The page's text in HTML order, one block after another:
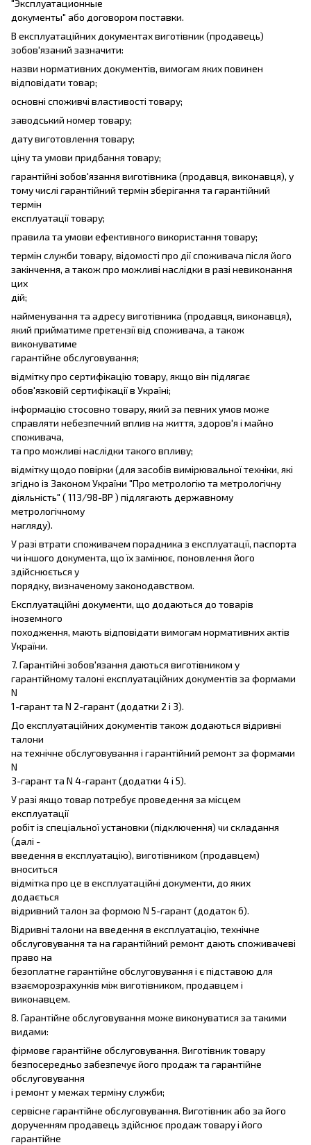
"Эксплуатационные
документы" або договором поставки.
В експлуатаційних документах виготівник (продавець)
зобов'язаний зазначити:
назви нормативних документів, вимогам яких повинен
відповідати товар;
основні споживчі властивості товару;
заводський номер товару;
дату виготовлення товару;
ціну та умови придбання товару;
гарантійні зобов'язання виготівника (продавця, виконавця), у
тому числі гарантійний термін зберігання та гарантійний
термін
експлуатації товару;
правила та умови ефективного використання товару;
термін служби товару, відомості про дії споживача після його
закінчення, а також про можливі наслідки в разі невиконання
цих
дій;
найменування та адресу виготівника (продавця, виконавця),
який прийматиме претензії від споживача, а також
виконуватиме
гарантійне обслуговування;
відмітку про сертифікацію товару, якщо він підлягає
обов'язковій сертифікації в Україні;
інформацію стосовно товару, який за певних умов може
справляти небезпечний вплив на життя, здоров'я і майно
споживача,
та про можливі наслідки такого впливу;
відмітку щодо повірки (для засобів вимірювальної техніки, які
згідно із Законом України "Про метрологію та метрологічну
діяльність" ( 113/98-ВР ) підлягають державному
метрологічному
нагляду).
У разі втрати споживачем порадника з експлуатації, паспорта
чи іншого документа, що їх замінює, поновлення його
здійснюється у
порядку, визначеному законодавством.
Експлуатаційні документи, що додаються до товарів
іноземного
походження, мають відповідати вимогам нормативних актів
України.
7. Гарантійні зобов'язання даються виготівником у
гарантійному талоні експлуатаційних документів за формами
N
1-гарант та N 2-гарант (додатки 2 і 3).
До експлуатаційних документів також додаються відривні
талони
на технічне обслуговування і гарантійний ремонт за формами
N
3-гарант та N 4-гарант (додатки 4 і 5).
У разі якщо товар потребує проведення за місцем
експлуатації
робіт із спеціальної установки (підключення) чи складання
(далі -
введення в експлуатацію), виготівником (продавцем)
вноситься
відмітка про це в експлуатаційні документи, до яких
додається
відривний талон за формою N 5-гарант (додаток 6).
Відривні талони на введення в експлуатацію, технічне
обслуговування та на гарантійний ремонт дають споживачеві
право на
безоплатне гарантійне обслуговування і є підставою для
взаєморозрахунків між виготівником, продавцем і
виконавцем.
8. Гарантійне обслуговування може виконуватися за такими
видами:
фірмове гарантійне обслуговування. Виготівник товару
безпосередньо забезпечує його продаж та гарантійне
обслуговування
і ремонт у межах терміну служби;
сервісне гарантійне обслуговування. Виготівник або за його
дорученням продавець здійснює продаж товару і його
гарантійне